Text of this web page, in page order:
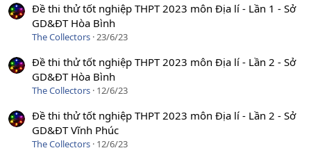
Đề thi thử tốt nghiệp THPT 2023 môn Địa lí - Lần 1 - Sở
GD&ĐT Hòa Bình
The Collectors 23/6/23
Đề thi thử tốt nghiệp THPT 2023 môn Địa lí - Lần 2 - Sở
GD&ĐT Hòa Bình
The Collectors 12/6/23
Đề thi thử tốt nghiệp THPT 2023 môn Địa lí - Lần 2 - Sở
GD&ĐT Vĩnh Phúc
The Collectors 12/6/23